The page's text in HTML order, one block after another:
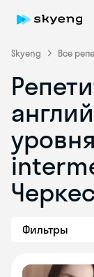
Skyeng Все
Фильтры
online